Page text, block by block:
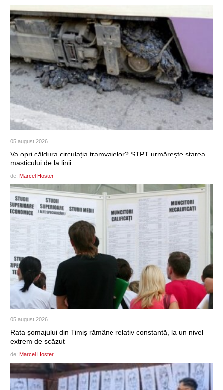
05 august 2026
Va opri căldura circulația tramvaielor? STPT urmărește starea
masticului de la linii
de: Marcel Hoster
05 august 2026
Rata șomajului din Timiș rămâne relativ constantă, la un nivel
extrem de scăzut
de: Marcel Hoster